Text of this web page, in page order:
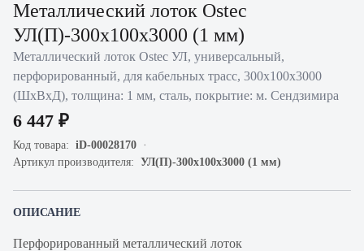
Металлический лоток Ostec
УЛ(П)-300х100х3000 (1 мм)
Металлический лоток Ostec УЛ, универсальный,
перфорированный, для кабельных трасс, 300х100х3000
(ШхВхД), толщина: 1 мм, сталь, покрытие: м. Сендзимира
6 447 ₽
Код товара: iD-00028170
Артикул производителя: УЛ(П)-300х100х3000 (1 мм)
ОПИСАНИЕ
Перфорированный металлический лоток